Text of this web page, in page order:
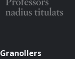
Granollers